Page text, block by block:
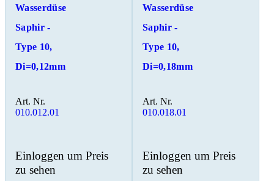
Wasserdüse
Saphir -
Type 10,
Di=0,12mm
Art. Nr.
010.012.01
Einloggen um Preis
zu sehen
Wasserdüse
Saphir -
Type 10,
Di=0,18mm
Art. Nr.
010.018.01
Einloggen um Preis
zu sehen